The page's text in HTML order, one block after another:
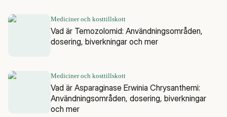
Mediciner och kosttillskott
Vad är Temozolomid: Användningsområden,
dosering, biverkningar och mer
Mediciner och kosttillskott
Vad är Asparaginase Erwinia Chrysanthemi:
Användningsområden, dosering, biverkningar
och mer